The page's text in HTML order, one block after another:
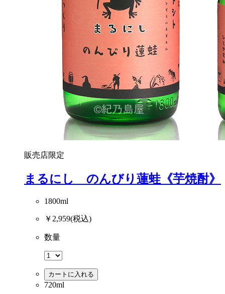
販売店限定
まるにし のんびり蓮蛙《芋焼酎》
1800ml
￥2,959(税込)
数量
カートに入れる
720ml